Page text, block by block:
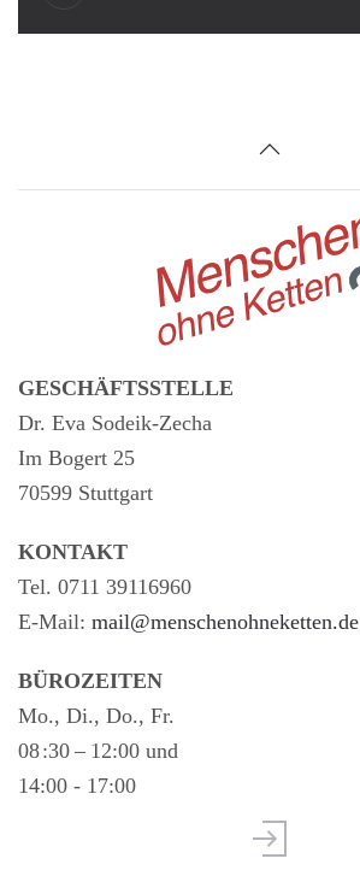
GESCHÄFTSSTELLE
Dr. Eva Sodeik-Zecha
Im Bogert 25
70599 Stuttgart
KONTAKT
Tel. 0711 39116960
E-Mail: mail@menschenohneketten.de
BÜROZEITEN
Mo., Di., Do., Fr.
08 :30 – 12:00 und
14:00 - 17:00